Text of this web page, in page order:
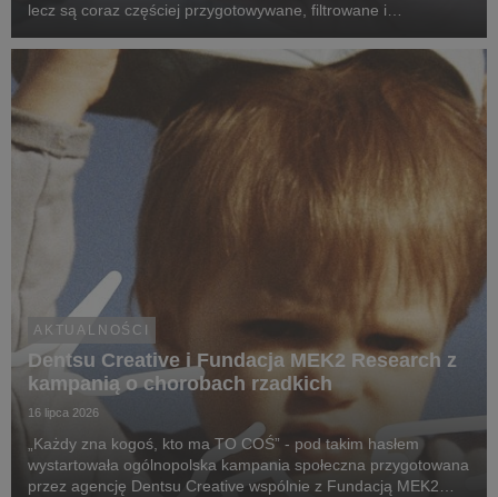
lecz są coraz częściej przygotowywane, filtrowane i
inteligencji.
AKTUALNOŚCI
Dentsu Creative i Fundacja MEK2 Research z
kampanią o chorobach rzadkich
16 lipca 2026
„Każdy zna kogoś, kto ma TO COŚ” - pod takim hasłem
wystartowała ogólnopolska kampania społeczna przygotowana
przez agencję Dentsu Creative wspólnie z Fundacją MEK2